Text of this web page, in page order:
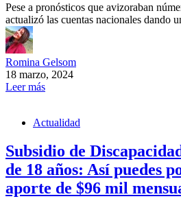
Pese a pronósticos que avizoraban
actualizó las cuentas nacionales dando
Romina Gelsom
18 marzo, 2024
Leer más
Actualidad
Subsidio de
de 18 años: Así puedes
aporte de $96 mil